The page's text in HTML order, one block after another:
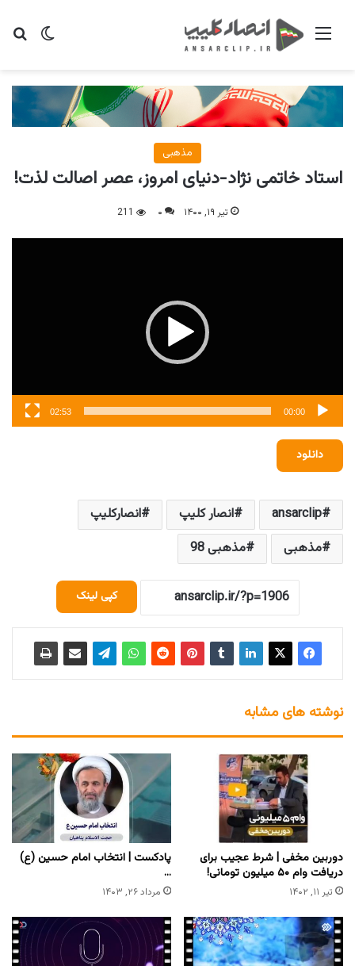
تغییر منو
مذهبی
استاد خاتمی نژاد-دنیای امروز، عصر اصالت لذت!
تیر ۱۹, ۱۴۰۰ ۰ 211
نمایشگر
00:00
02:53
دانلود
ansarclip انصار کلیپ
انصارکلیپ
مذهبی
مذهبی 98
کپی لینک
نوشته های مشابه
دوربین مخفی | شرط عجیب برای
دریافت وام ۵۰ میلیون تومانی!
تیر ۱۱, ۱۴۰۲
پادکست | انتخاب امام حسین (ع)
…
مرداد ۲۶, ۱۴۰۳